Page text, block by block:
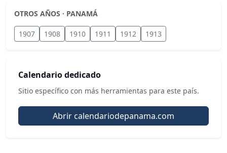
OTROS AÑOS · PANAMÁ
1907 1908 1910 1911 1912 1913
Calendario dedicado
Sitio específico con más herramientas para este país.
Abrir calendariodepanama.com